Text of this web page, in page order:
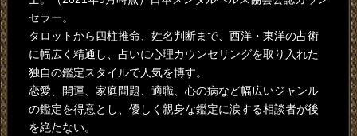
セラー。
タロットから四柱推命、姓名判断まで、西洋・東洋の占術
に幅広く精通し、占いに心理カウンセリングを取り入れた
独自の鑑定スタイルで人気を博す。
恋愛、開運、家庭問題、適職、心の病など幅広いジャンル
の鑑定を得意とし、優しく親身な鑑定に涙する相談者が後
を絶たない。